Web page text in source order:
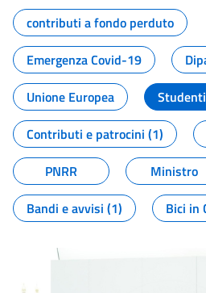
contributi a fondo perduto
Emergenza Covid-19
Unione Europea
Contributi e patrocini (1)
PNRR
Ministro
Bandi e avvisi (1)
Bici in